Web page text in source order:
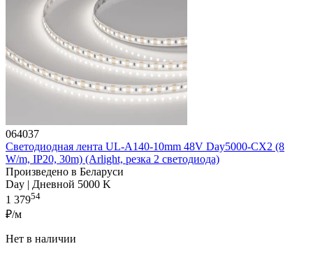
064037
Светодиодная лента UL-A140-10mm 48V Day5000-CX2 (8
W/m, IP20, 30m) (Arlight, резка 2 светодиода)
Произведено в Беларуси
Day | Дневной 5000 K
1 37954
₽/м
Нет в наличии